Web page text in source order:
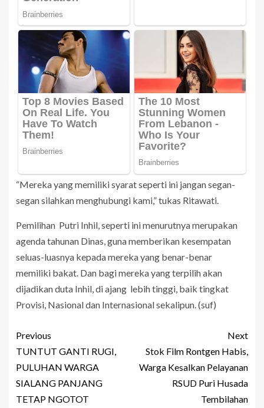
“Mereka yang memiliki syarat seperti ini jangan segan-
segan silahkan menghubungi kami,” tukas Ritawati.
Pemilihan Putri Inhil, seperti ini menurutnya merupakan
agenda tahunan Dinas, guna memberikan kesempatan
seluas-luasnya kepada mereka yang benar-benar
memiliki bakat. Dan bagi mereka yang terpilih akan
dijadikan duta Inhil, di ajang lebih tinggi, baik tingkat
Provisi, Nasional dan Internasional sekalipun. (suf)
Previous
TUNTUT GANTI RUGI,
PULUHAN WARGA
SIALANG PANJANG
TETAP NGOTOT
Next
Stok Film Rontgen Habis,
Warga Kesalkan Pelayanan
RSUD Puri Husada
Tembilahan